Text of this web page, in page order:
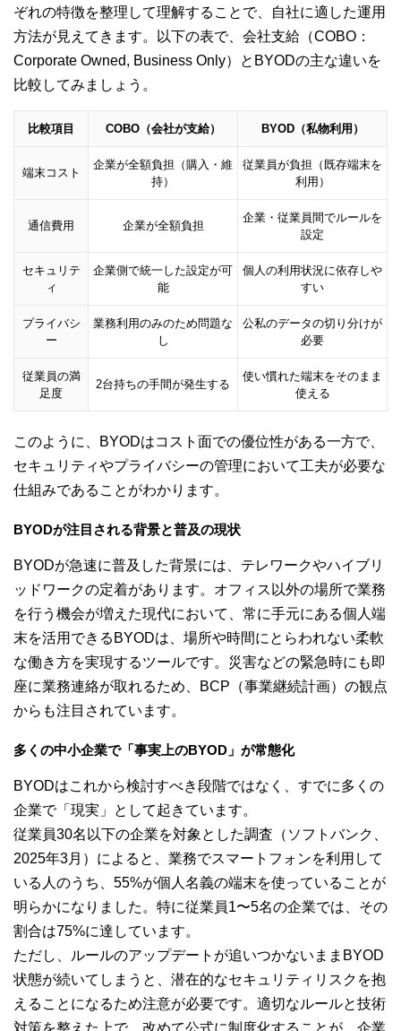
ぞれの特徴を整理して理解することで、自社に適した運用
方法が見えてきます。以下の表で、会社支給（COBO：
Corporate Owned, Business Only）とBYODの主な違いを
比較してみましょう。
比較項目 COBO（会社が支給） BYOD（私物利用）
端末コスト
企業が全額負担（購入・維
持）
従業員が負担（既存端末を
利用）
通信費用 企業が全額負担
企業・従業員間でルールを
設定
セキュリテ
ィ
企業側で統一した設定が可
能
個人の利用状況に依存しや
すい
プライバシ
ー
業務利用のみのため問題な
し
公私のデータの切り分けが
必要
従業員の満
足度
2台持ちの手間が発生する
使い慣れた端末をそのまま
使える
このように、BYODはコスト面での優位性がある一方で、
セキュリティやプライバシーの管理において工夫が必要な
仕組みであることがわかります。
BYODが注目される背景と普及の現状
BYODが急速に普及した背景には、テレワークやハイブリ
ッドワークの定着があります。オフィス以外の場所で業務
を行う機会が増えた現代において、常に手元にある個人端
末を活用できるBYODは、場所や時間にとらわれない柔軟
な働き方を実現するツールです。災害などの緊急時にも即
座に業務連絡が取れるため、BCP（事業継続計画）の観点
からも注目されています。
多くの中小企業で「事実上のBYOD」が常態化
BYODはこれから検討すべき段階ではなく、すでに多くの
企業で「現実」として起きています。
従業員30名以下の企業を対象とした調査（ソフトバンク、
2025年3月）によると、業務でスマートフォンを利用して
いる人のうち、55%が個人名義の端末を使っていることが
明らかになりました。特に従業員1〜5名の企業では、その
割合は75%に達しています。
ただし、ルールのアップデートが追いつかないままBYOD
状態が続いてしまうと、潜在的なセキュリティリスクを抱
えることになるため注意が必要です。適切なルールと技術